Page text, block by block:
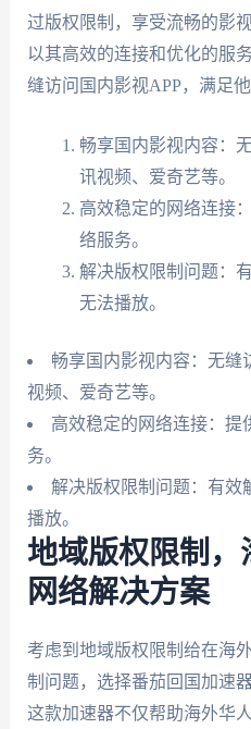
过版权限制，享受流畅的影
以其高效的连接和优化的服
缝访问国内影视APP，满足
畅享国内影视内容：
讯视频、爱奇艺等。
高效稳定的网络连接
络服务。
解决版权限制问题：
无法播放。
畅享国内影视内容：无缝
视频、爱奇艺等。
高效稳定的网络连接：提
务。
解决版权限制问题：有效
播放。
地域版权限制，
网络解决方案
考虑到地域版权限制给在海
制问题，选择番茄回国加速
这款加速器不仅帮助海外华